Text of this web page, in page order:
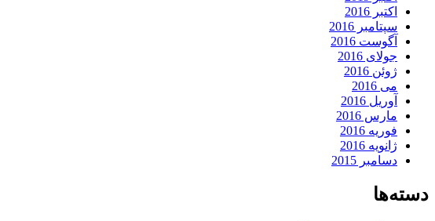
اکتبر 2016
سپتامبر 2016
آگوست 2016
جولای 2016
ژوئن 2016
می 2016
آوریل 2016
مارس 2016
فوریه 2016
ژانویه 2016
دسامبر 2015
دسته‌ها